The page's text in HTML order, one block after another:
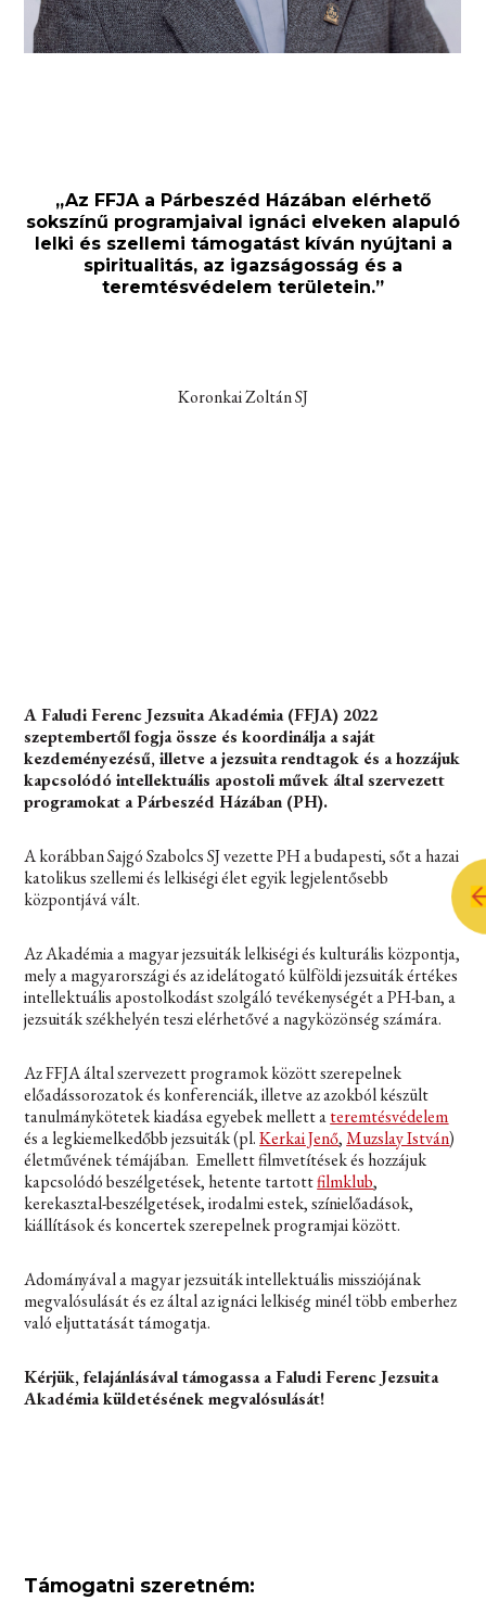
„Az FFJA a Párbeszéd Házában elérhető
sokszínű programjaival ignáci elveken alapuló
lelki és szellemi támogatást kíván nyújtani a
spiritualitás, az igazságosság és a
teremtésvédelem területein.”
Koronkai Zoltán SJ
A Faludi Ferenc Jezsuita Akadémia (FFJA) 2022
szeptembertől fogja össze és koordinálja a saját
kezdeményezésű, illetve a jezsuita rendtagok és a hozzájuk
kapcsolódó intellektuális apostoli művek által szervezett
programokat a Párbeszéd Házában (PH).
A korábban Sajgó Szabolcs SJ vezette PH a budapesti, sőt a hazai
katolikus szellemi és lelkiségi élet egyik legjelentősebb
központjává vált.
Az Akadémia a magyar jezsuiták lelkiségi és kulturális központja,
mely a magyarországi és az idelátogató külföldi jezsuiták értékes
intellektuális apostolkodást szolgáló tevékenységét a PH-ban, a
jezsuiták székhelyén teszi elérhetővé a nagyközönség számára.
Az FFJA által szervezett programok között szerepelnek
előadássorozatok és konferenciák, illetve az azokból készült
tanulmánykötetek kiadása egyebek mellett ateremtésvédelem
és a legkiemelkedőbb jezsuiták (pl.Kerkai Jenő,Muzslay István)
életművének témájában. Emellett filmvetítések és hozzájuk
kapcsolódó beszélgetések, hetente tartottfilmklub,
kerekasztal-beszélgetések, irodalmi estek, színielőadások,
kiállítások és koncertek szerepelnek programjai között.
Adományával a magyar jezsuiták intellektuális missziójának
megvalósulását és ez által az ignáci lelkiség minél több emberhez
való eljuttatását támogatja.
Kérjük, felajánlásával támogassa a Faludi Ferenc Jezsuita
Akadémia küldetésének megvalósulását!
Támogatni szeretném: